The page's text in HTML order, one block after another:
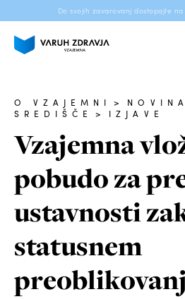
Do svojih zavarovanj dostopajte na
O VZAJEMNI >
SREDIŠČE
> IZJAVE
Vzajemna
pobudo za
ustavnosti
statusnem